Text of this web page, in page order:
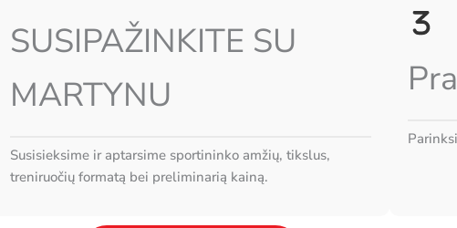
SUSIPAŽINKITE SU
MARTYNU
Susisieksime ir aptarsime sportininko amžių, tikslus,
treniruočių formatą bei preliminarią kainą.